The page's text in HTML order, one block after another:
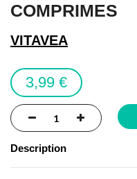
of
images
COMPRIMES
VITAVEA
3,99 €
Description